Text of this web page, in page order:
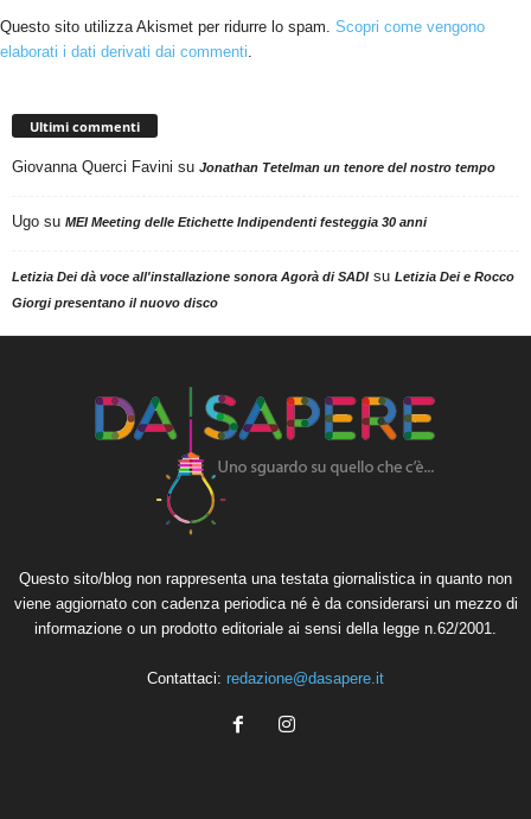
Questo sito utilizza Akismet per ridurre lo spam. Scopri come vengono
elaborati i dati derivati dai commenti
Ultimi commenti
Giovanna Querci Favini su Jonathan Tetelman un tenore del nostro tempo
Ugo su MEI Meeting delle Etichette Indipendenti festeggia 30 anni
Letizia Dei dà voce all'installazione sonora Agorà di SADIsu Letizia Dei e Rocco
Giorgi presentano il nuovo disco
Questo sito/blog non rappresenta una testata giornalistica in quanto non
viene aggiornato con cadenza periodica né è da considerarsi un mezzo di
informazione o un prodotto editoriale ai sensi della legge n.62/2001.
Contattaci: redazione@dasapere.it